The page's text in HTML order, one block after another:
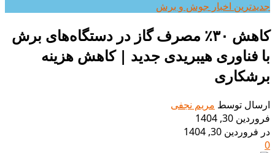
جدیدترین اخبار جوش و برش
کاهش ۳۰٪ مصرف گاز در دستگاه‌های برش
با فناوری هیبریدی جدید | کاهش هزینه
برشکاری
ارسال توسط مریم نجفی
فروردین 30, 1404
در فروردین 30, 1404
0